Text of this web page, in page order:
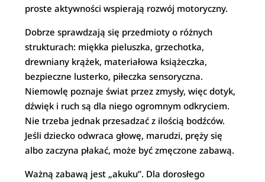
proste aktywności wspierają rozwój motoryczny.
Dobrze sprawdzają się przedmioty o różnych
strukturach: miękka pieluszka, grzechotka,
drewniany krążek, materiałowa książeczka,
bezpieczne lusterko, piłeczka sensoryczna.
Niemowlę poznaje świat przez zmysły, więc dotyk,
dźwięk i ruch są dla niego ogromnym odkryciem.
Nie trzeba jednak przesadzać z ilością bodźców.
Jeśli dziecko odwraca głowę, marudzi, pręży się
albo zaczyna płakać, może być zmęczone zabawą.
Ważną zabawą jest „akuku”. Dla dorosłego